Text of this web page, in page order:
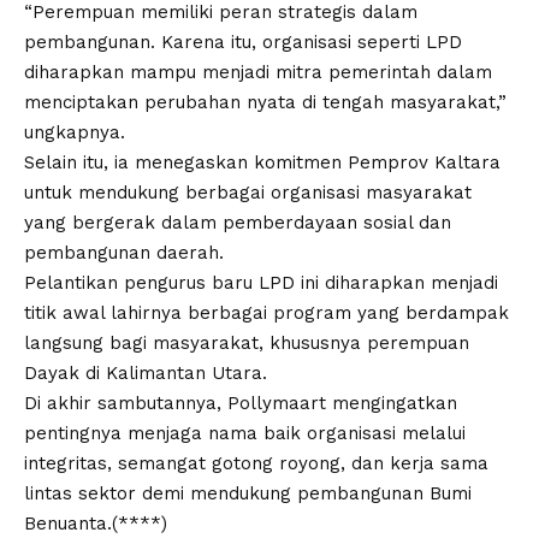
“Perempuan memiliki peran strategis dalam
pembangunan. Karena itu, organisasi seperti LPD
diharapkan mampu menjadi mitra pemerintah dalam
menciptakan perubahan nyata di tengah masyarakat,”
ungkapnya.
Selain itu, ia menegaskan komitmen Pemprov Kaltara
untuk mendukung berbagai organisasi masyarakat
yang bergerak dalam pemberdayaan sosial dan
pembangunan daerah.
Pelantikan pengurus baru LPD ini diharapkan menjadi
titik awal lahirnya berbagai program yang berdampak
langsung bagi masyarakat, khususnya perempuan
Dayak di Kalimantan Utara.
Di akhir sambutannya, Pollymaart mengingatkan
pentingnya menjaga nama baik organisasi melalui
integritas, semangat gotong royong, dan kerja sama
lintas sektor demi mendukung pembangunan Bumi
Benuanta.(****)